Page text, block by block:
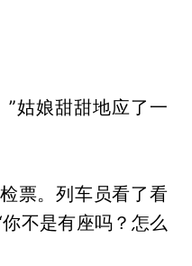
”姑娘甜甜地应了一
票。列车员看了看
不是有座吗？怎么